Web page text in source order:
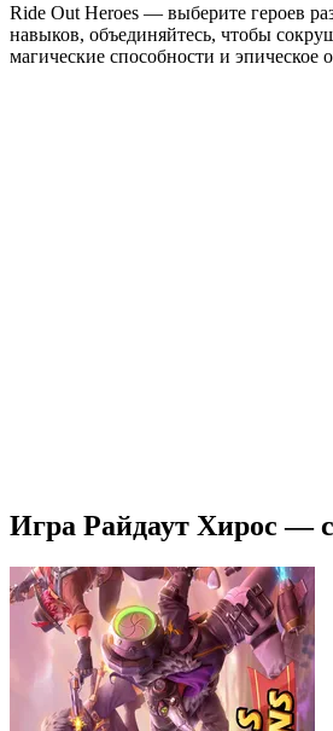
Ride Out Heroes — выберите героев
навыков, объединяйтесь, чтобы
магические способности и эпическое
Игра Райдаут Хирос —